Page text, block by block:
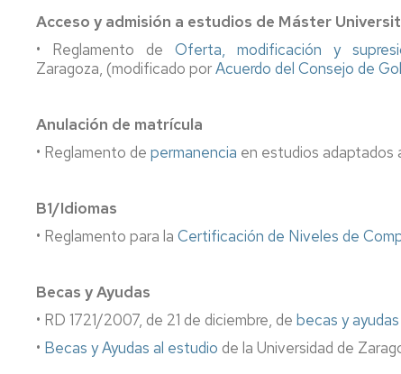
de
grado
Tramites
Acceso y admisión a estudios de Máster
• Reglamento deOferta, modificación y
Zaragoza, (modificado porAcuerdo del Consejo de
Anulación de matrícula
• Reglamento de permanencia en estudios adaptados
B1/Idiomas
• Reglamento para la Certificación de Niveles de
Becas y Ayudas
• RD 1721/2007, de 21 de diciembre, de becas y
• Becas y Ayudas al estudio de la Universidad de